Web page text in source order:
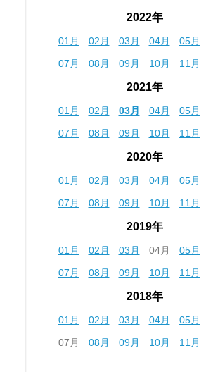
2022年
01月 02月 03月 04月 05月
07月
08月 09月 10月 11月
2021年
01月 02月 03月 04月 05月
07月
08月 09月 10月 11月
2020年
01月 02月 03月 04月 05月
07月
08月 09月 10月 11月
2019年
01月 02月 03月 04月 05月
07月
08月 09月 10月 11月
2018年
01月 02月 03月 04月 05月
07月
08月 09月 10月 11月